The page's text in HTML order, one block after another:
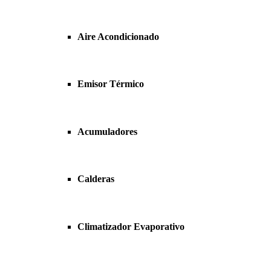
Aire Acondicionado
Emisor Térmico
Acumuladores
Calderas
Climatizador Evaporativo